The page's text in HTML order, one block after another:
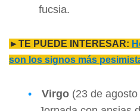
fucsia.
►TE PUEDE INTERESAR:
son los signos más
Virgo (23 de